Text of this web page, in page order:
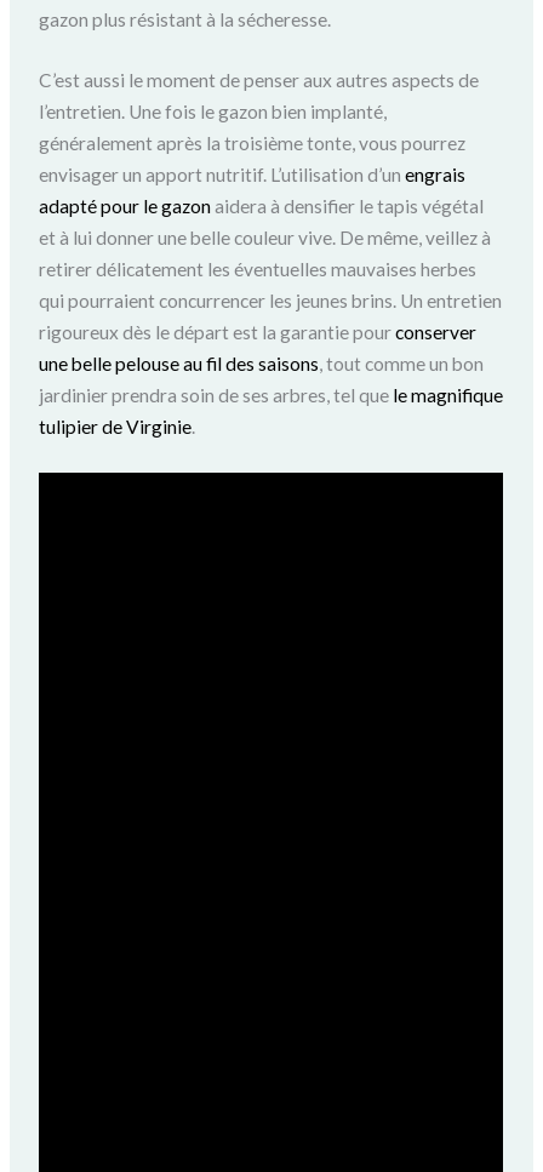
gazon plus résistant à la sécheresse.
C’est aussi le moment de penser aux autres aspects de
l’entretien. Une fois le gazon bien implanté,
généralement après la troisième tonte, vous pourrez
envisager un apport nutritif. L’utilisation d’unengrais
adapté pour le gazonaidera à densifier le tapis végétal
et à lui donner une belle couleur vive. De même, veillez à
retirer délicatement les éventuelles mauvaises herbes
qui pourraient concurrencer les jeunes brins. Un entretien
rigoureux dès le départ est la garantie pourconserver
une belle pelouse au fil des saisons, tout comme un bon
jardinier prendra soin de ses arbres, tel que le magnifique
tulipier de Virginie.